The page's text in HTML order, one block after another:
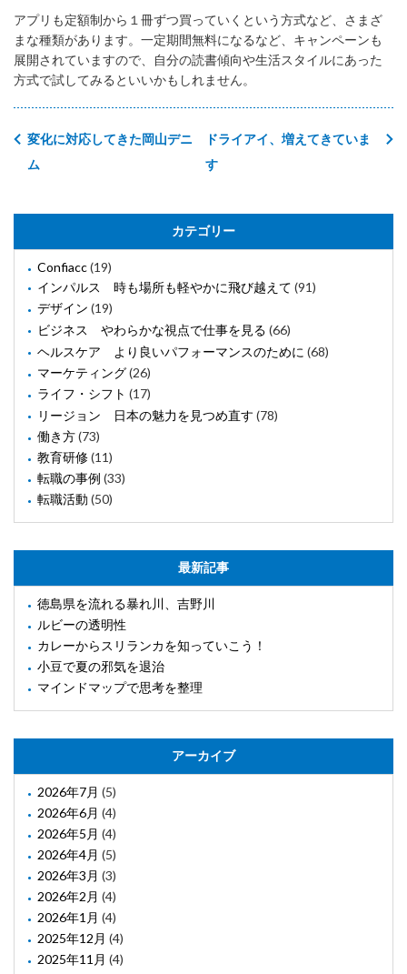
アプリも定額制から１冊ずつ買っていくという方式など、さまざ
まな種類があります。一定期間無料になるなど、キャンペーンも
展開されていますので、自分の読書傾向や生活スタイルにあった
方式で試してみるといいかもしれません。
ドライアイ、増えてきていま
す
変化に対応してきた岡山デニ
ム
カテゴリー
Confiacc(19)
インパルス 時も場所も軽やかに飛び越えて (91)
デザイン (19)
ビジネス やわらかな視点で仕事を見る (66)
ヘルスケア より良いパフォーマンスのために (68)
マーケティング(26)
ライフ・シフト (17)
リージョン 日本の魅力を見つめ直す (78)
働き方(73)
教育研修(11)
転職の事例 (33)
転職活動 (50)
最新記事
徳島県を流れる暴れ川、吉野川
ルビーの透明性
カレーからスリランカを知っていこう！
小豆で夏の邪気を退治
マインドマップで思考を整理
アーカイブ
2026年7月 (5)
2026年6月 (4)
2026年5月 (4)
2026年4月 (5)
2026年3月 (3)
2026年2月 (4)
2026年1月 (4)
2025年12月 (4)
2025年11月 (4)